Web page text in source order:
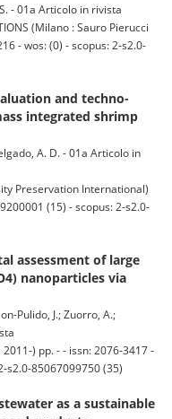
- 01a Articolo in rivista
(Milano : Sauro Pierucci
- wos: (0) - scopus: 2-s2.0-
and techno-
integrated shrimp
A. D. - 01a Articolo in
Preservation International)
(15) - scopus: 2-s2.0-
assessment of large
nanoparticles via
Pulido, J.; Zuorro, A.;
2011-) pp. - - issn: 2076-3417 -
s2.0-85067099750 (35)
as a sustainable